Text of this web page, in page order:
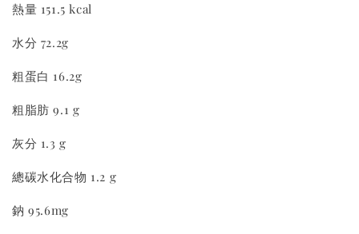
熱量 151.5 kcal
水分 72.2g
粗蛋白 16.2g
粗脂肪 9.1 g
灰分 1.3 g
總碳水化合物 1.2 g
鈉 95.6mg